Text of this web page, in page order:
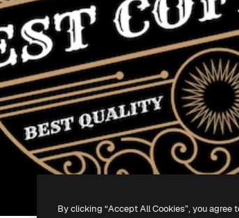
By clicking “Accept All Cookies”, you